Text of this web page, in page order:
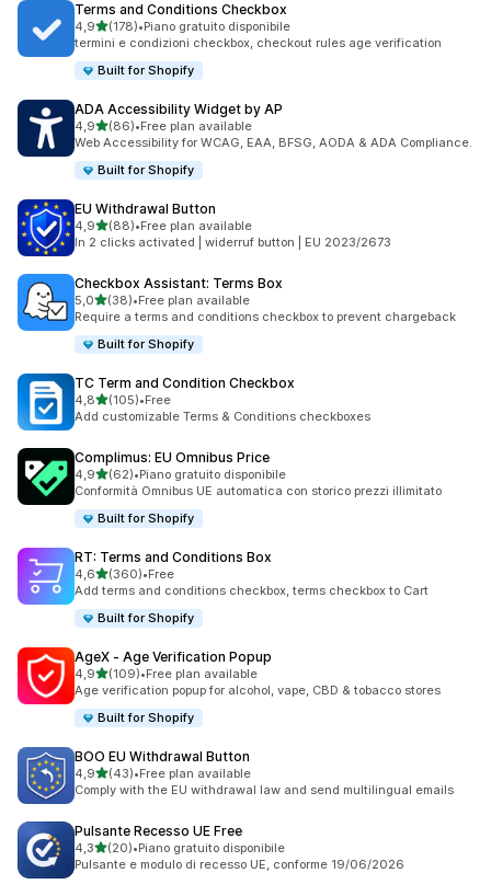
Terms and Conditions Checkbox
4,9stelle su 5
(178)
178 recensioni totali
•Piano gratuito disponibile
termini e condizioni checkbox, checkout rules age verification
Built for Shopify
ADA Accessibility Widget by AP
4,9stelle su 5
(86)
86 recensioni totali
•Free plan available
Web Accessibility for WCAG, EAA, BFSG, AODA & ADA Compliance.
Built for Shopify
EU Withdrawal Button
4,9stelle su 5
(88)
88 recensioni totali
•Free plan available
In 2 clicks activated | widerruf button | EU 2023/2673
Checkbox Assistant: Terms Box
5,0stelle su 5
(38)
38 recensioni totali
•Free plan available
Require a terms and conditions checkbox to prevent chargeback
Built for Shopify
TC Term and Condition Checkbox
4,8stelle su 5
(105)
105 recensioni totali
•Free
Add customizable Terms & Conditions checkboxes
Complimus: EU Omnibus Price
4,9stelle su 5
(62)
62 recensioni totali
•Piano gratuito disponibile
Conformità Omnibus UE automatica con storico prezzi illimitato
Built for Shopify
RT: Terms and Conditions Box
4,6stelle su 5
(360)
360 recensioni totali
•Free
Add terms and conditions checkbox, terms checkbox to Cart
Built for Shopify
AgeX ‑ Age Verification Popup
4,9stelle su 5
(109)
109 recensioni totali
•Free plan available
Age verification popup for alcohol, vape, CBD & tobacco stores
Built for Shopify
BOO EU Withdrawal Button
4,9stelle su 5
(43)
43 recensioni totali
•Free plan available
Comply with the EU withdrawal law and send multilingual emails
Pulsante Recesso UE Free
4,3stelle su 5
(20)
20 recensioni totali
•Piano gratuito disponibile
Pulsante e modulo di recesso UE, conforme 19/06/2026